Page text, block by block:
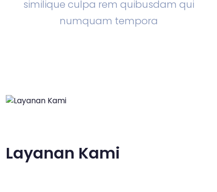
similique culpa rem quibusdam qui
numquam tempora
Layanan Kami